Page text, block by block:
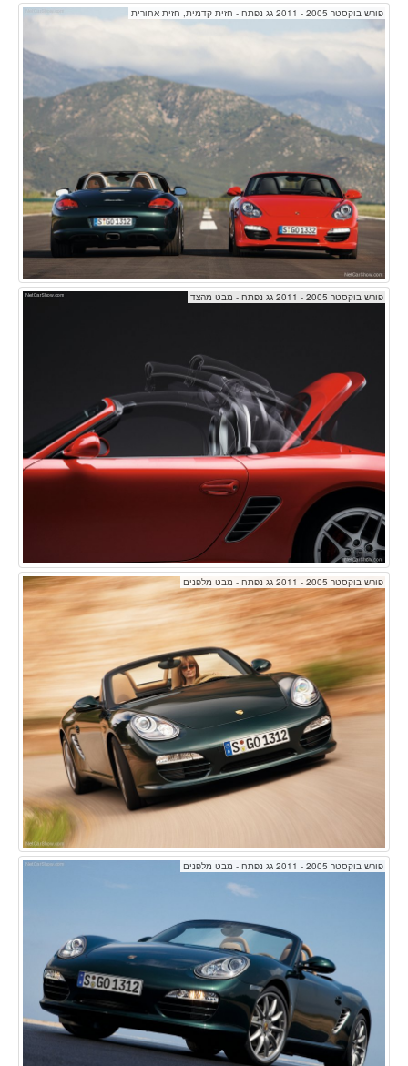
פורש בוקסטר 2005 - 2011 גג נפתח - חזית קדמית, חזית אחורית
פורש בוקסטר 2005 - 2011 גג נפתח - מבט מהצד
פורש בוקסטר 2005 - 2011 גג נפתח - מבט מלפנים
פורש בוקסטר 2005 - 2011 גג נפתח - מבט מלפנים